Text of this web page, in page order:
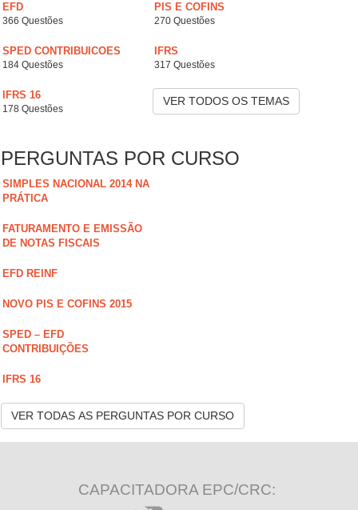
EFD
366 Questões
PIS E COFINS
270 Questões
SPED CONTRIBUICOES
184 Questões
IFRS
317 Questões
IFRS 16
178 Questões
VER TODOS OS TEMAS
PERGUNTAS POR CURSO
SIMPLES NACIONAL 2014 NA
PRÁTICA
FATURAMENTO E EMISSÃO
DE NOTAS FISCAIS
EFD REINF
NOVO PIS E COFINS 2015
SPED – EFD
CONTRIBUIÇÕES
IFRS 16
VER TODAS AS PERGUNTAS POR CURSO
CAPACITADORA EPC/CRC: